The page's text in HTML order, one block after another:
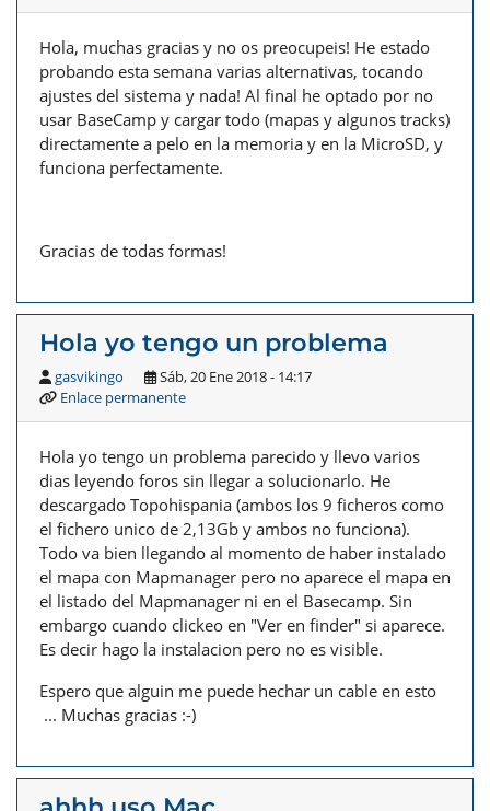
Hola, muchas gracias y no os preocupeis! He estado
probando esta semana varias alternativas, tocando
ajustes del sistema y nada! Al final he optado por no
usar BaseCamp y cargar todo (mapas y algunos tracks)
directamente a pelo en la memoria y en la MicroSD, y
funciona perfectamente.
Gracias de todas formas!
Hola yo tengo un problema
gasvikingo
Sáb, 20 Ene 2018 - 14:17
Enlace permanente
Hola yo tengo un problema parecido y llevo varios
dias leyendo foros sin llegar a solucionarlo. He
descargado Topohispania (ambos los 9 ficheros como
el fichero unico de 2,13Gb y ambos no funciona).
Todo va bien llegando al momento de haber instalado
el mapa con Mapmanager pero no aparece el mapa en
el listado del Mapmanager ni en el Basecamp. Sin
embargo cuando clickeo en "Ver en finder" si aparece.
Es decir hago la instalacion pero no es visible.
Espero que alguin me puede hechar un cable en esto
... Muchas gracias :-)